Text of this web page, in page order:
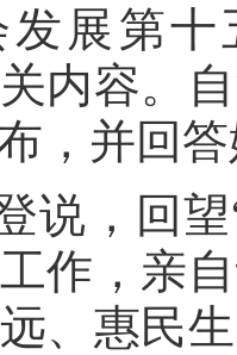
发展第
内容。
，并回
说，回
作，亲
、惠民